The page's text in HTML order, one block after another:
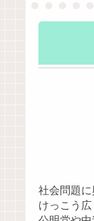
社会問題に
けっこう広